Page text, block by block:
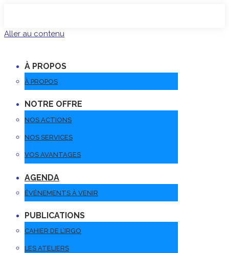
Aller au contenu
À PROPOS
À PROPOS
NOTRE OFFRE
NOS ACTIONS
NOS SERVICES
VOS AVANTAGES
AGENDA
ÉVÉNEMENTS À VENIR
PUBLICATIONS
CAHIER DE L’IRGO
LES ATELIERS